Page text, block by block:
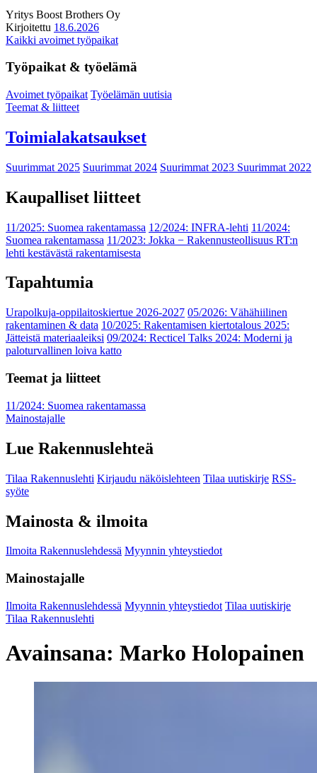
Yritys Boost Brothers Oy
Kirjoitettu 18.6.2026
Kaikki avoimet työpaikat
Työpaikat & työelämä
Avoimet työpaikat Työelämän uutisia
Teemat & liitteet
Toimialakatsaukset
Suurimmat 2025 Suurimmat 2024 Suurimmat 2023 Suurimmat 2022
Kaupalliset liitteet
11/2025: Suomea rakentamassa 12/2024: INFRA-lehti 11/2024:
Suomea rakentamassa 11/2023: Jokka − Rakennusteollisuus RT:n
lehti kestävästä rakentamisesta
Tapahtumia
Urapolkuja-oppilaitoskiertue 2026-2027 05/2026: Vähähiilinen
rakentaminen & data 10/2025: Rakentamisen kiertotalous 2025:
Jätteistä materiaaleiksi 09/2024: Recticel Talks 2024: Moderni ja
paloturvallinen loiva katto
Teemat ja liitteet
11/2024: Suomea rakentamassa
Mainostajalle
Lue Rakennuslehteä
Tilaa Rakennuslehti Kirjaudu näköislehteen Tilaa uutiskirje RSS-
syöte
Mainosta & ilmoita
Ilmoita Rakennuslehdessä Myynnin yhteystiedot
Mainostajalle
Ilmoita Rakennuslehdessä Myynnin yhteystiedot Tilaa uutiskirje
Tilaa Rakennuslehti
Avainsana: Marko Holopainen